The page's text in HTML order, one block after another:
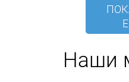
Наши